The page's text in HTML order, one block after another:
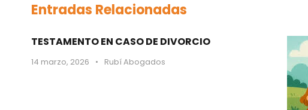
Entradas Relacionadas
TESTAMENTO EN CASO DE DIVORCIO
14 marzo, 2026 • Rubí Abogados